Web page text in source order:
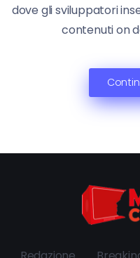
dove gli sviluppatori
contenuti on